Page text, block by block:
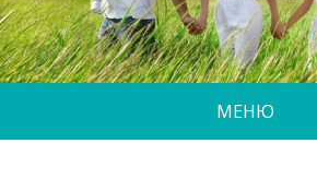
МЕНЮ